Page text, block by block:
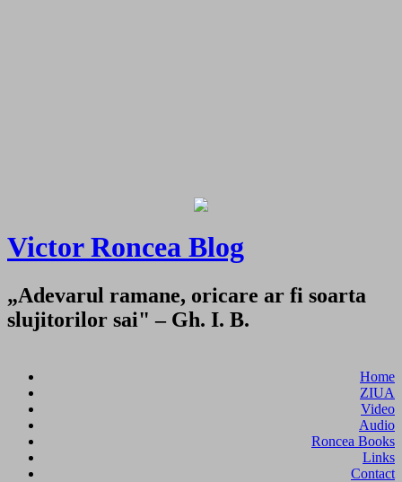
Victor Roncea Blog
„Adevarul ramane, oricare ar fi soarta
slujitorilor sai" – Gh. I. B.
Home
ZIUA
Video
Audio
Roncea Books
Links
Contact